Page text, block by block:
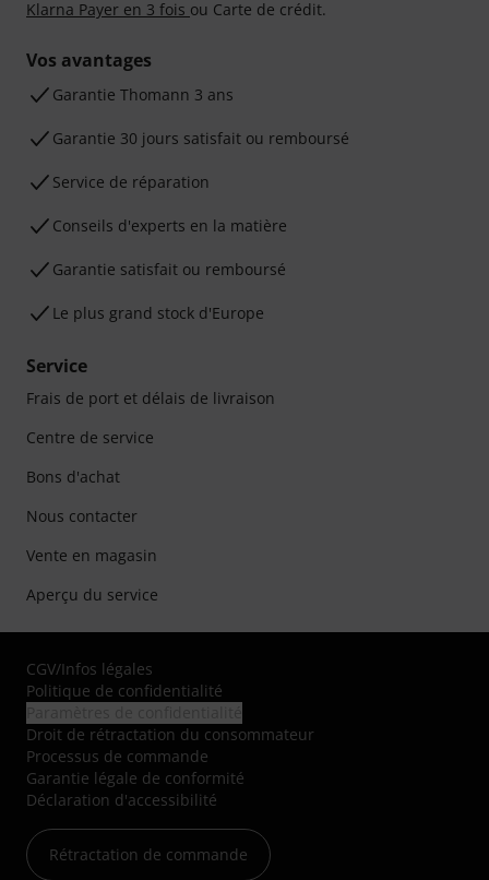
Klarna Payer en 3 fois ou Carte de crédit.
Vos avantages
Ga­ran­tie Thomann 3 ans
Garantie 30 jours satisfait ou remboursé
Service de réparation
Conseils d'experts en la matière
Garantie satisfait ou remboursé
Le plus grand stock d'Europe
Service
Frais de port et délais de livraison
Centre de service
Bons d'achat
Nous contacter
Vente en magasin
Aperçu du service
CGV/Infos légales
Politique de confidentialité
Droit de rétractation du consommateur
Processus de commande
Garantie légale de conformité
Déclaration d'accessibilité
Rétractation de commande